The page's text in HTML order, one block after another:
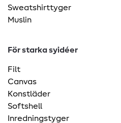
Sweatshirttyger
Muslin
För starka syidéer
Filt
Canvas
Konstläder
Softshell
Inredningstyger